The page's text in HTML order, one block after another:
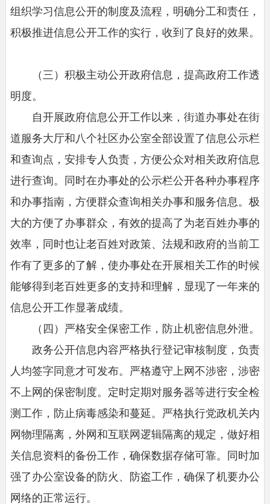
组织学习信息公开的制度及流程，明确分工和责任，
积极推进信息公开工作的实行，收到了良好的效果。
（三）积极主动公开政府信息，提高政府工作透
明度。
自开展政府信息公开工作以来，街道办事处在街
道服务大厅和八个社区办公室全部设置了信息公示栏
和查询点，安排专人负责，方便公众对相关政府信息
进行查询。同时在办事处的公示栏公开各种办事程序
和办事指南，方便群众查询相关办事和服务信息。极
大的方便了办事群众，有效的提高了为老百姓办事的
效率，同时也让老百姓对政策、法规和政府的当前工
作有了更多的了解，使办事处在开展相关工作的时候
能够得到老百姓更多的支持和理解，显现了一年来的
信息公开工作显著成绩。
（四）严格安全保密工作，防止机密信息外泄。
政务公开信息内容严格执行登记审核制度，负责
人均签字同意才可发布。严格遵守上网不涉密，涉密
不上网的保密制度。定时定期对服务器等进行安全检
测工作，防止病毒感染和蔓延。严格执行党政机关内
网物理隔离，外网和互联网逻辑隔离的规定，做好相
关信息资料的备份工作，确保数据存储可靠。同时加
强了办公室设备的防火、防盗工作，确保了机要办公
网络的正常运行。